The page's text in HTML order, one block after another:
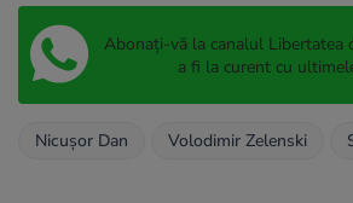
Abonați-vă la canalul Libertatea
a fi la curent cu
Nicușor Dan Volodimir Zelenski